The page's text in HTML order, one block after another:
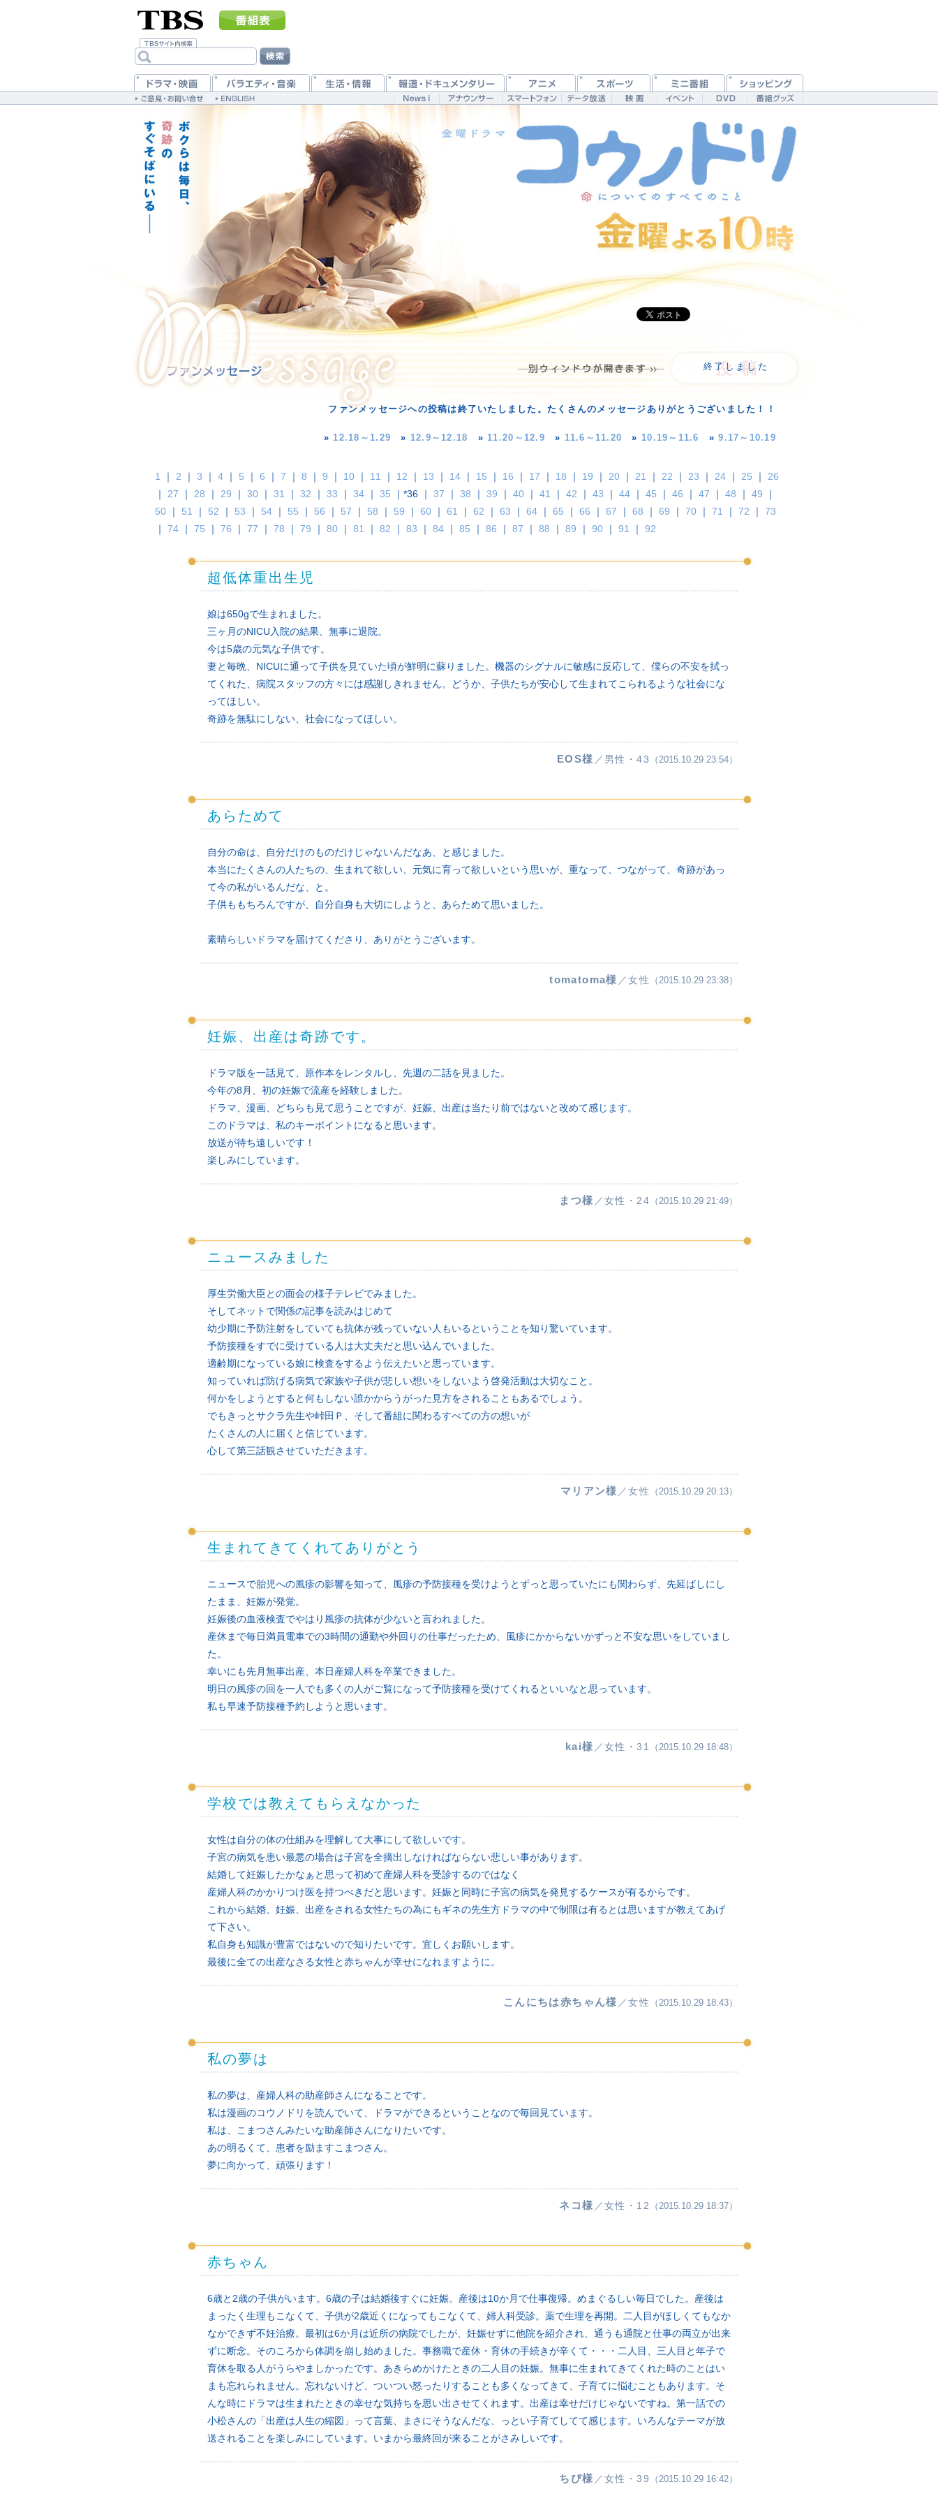
終了しました
ファンメッセージへの投稿は終了いたしました。たくさんのメッセージありがとうございました！！
»12.18～1.29 » 12.9～12.18 »11.20～12.9 » 11.6～11.20 » 10.19～11.6 »9.17～10.19
1 ｜ 2 ｜ 3 ｜ 4 ｜ 5 ｜ 6 ｜ 7 ｜ 8 ｜ 9 ｜ 10 ｜ 11 ｜ 12 ｜ 13 ｜ 14 ｜ 15 ｜ 16 ｜ 17 ｜ 18 ｜ 19 ｜ 20 ｜ 21 ｜ 22 ｜ 23 ｜ 24 ｜ 25 ｜ 26
｜ 27 ｜ 28 ｜ 29 ｜ 30 ｜ 31 ｜ 32 ｜ 33 ｜ 34 ｜ 35 ｜*36 ｜ 37 ｜ 38 ｜ 39 ｜ 40 ｜ 41 ｜ 42 ｜ 43 ｜ 44 ｜ 45 ｜ 46 ｜ 47 ｜ 48 ｜ 49 ｜
50 ｜ 51 ｜ 52 ｜ 53 ｜ 54 ｜ 55 ｜ 56 ｜ 57 ｜ 58 ｜ 59 ｜ 60 ｜ 61 ｜ 62 ｜ 63 ｜ 64 ｜ 65 ｜ 66 ｜ 67 ｜ 68 ｜ 69 ｜ 70 ｜ 71 ｜ 72 ｜ 73
｜ 74 ｜ 75 ｜ 76 ｜ 77 ｜ 78 ｜ 79 ｜ 80 ｜ 81 ｜ 82 ｜ 83 ｜ 84 ｜ 85 ｜ 86 ｜ 87 ｜ 88 ｜ 89 ｜ 90 ｜ 91 ｜ 92
超低体重出生児
娘は650gで生まれました。
三ヶ月のNICU入院の結果、無事に退院。
今は5歳の元気な子供です。
妻と毎晩、NICUに通って子供を見ていた頃が鮮明に蘇りました。機器のシグナルに敏感に反応して、僕らの不安を拭っ
てくれた、病院スタッフの方々には感謝しきれません。どうか、子供たちが安心して生まれてこられるような社会にな
ってほしい。
奇跡を無駄にしない、社会になってほしい。
EOS様 ／男性・43 （2015.10.29 23:54）
あらためて
自分の命は、自分だけのものだけじゃないんだなあ、と感じました。
本当にたくさんの人たちの、生まれて欲しい、元気に育って欲しいという思いが、重なって、つながって、奇跡があっ
て今の私がいるんだな、と。
子供ももちろんですが、自分自身も大切にしようと、あらためて思いました。
素晴らしいドラマを届けてくださり、ありがとうございます。
tomatoma様 ／女性 （2015.10.29 23:38）
妊娠、出産は奇跡です。
ドラマ版を一話見て、原作本をレンタルし、先週の二話を見ました。
今年の8月、初の妊娠で流産を経験しました。
ドラマ、漫画、どちらも見て思うことですが、妊娠、出産は当たり前ではないと改めて感じます。
このドラマは、私のキーポイントになると思います。
放送が待ち遠しいです！
楽しみにしています。
まつ様 ／女性・24 （2015.10.29 21:49）
ニュースみました
厚生労働大臣との面会の様子テレビでみました。
そしてネットで関係の記事を読みはじめて
幼少期に予防注射をしていても抗体が残っていない人もいるということを知り驚いています。
予防接種をすでに受けている人は大丈夫だと思い込んでいました。
適齢期になっている娘に検査をするよう伝えたいと思っています。
知っていれば防げる病気で家族や子供が悲しい想いをしないよう啓発活動は大切なこと。
何かをしようとすると何もしない誰かからうがった見方をされることもあるでしょう。
でもきっとサクラ先生や峠田Ｐ、そして番組に関わるすべての方の想いが
たくさんの人に届くと信じています。
心して第三話観させていただきます。
マリアン様 ／女性 （2015.10.29 20:13）
生まれてきてくれてありがとう
ニュースで胎児への風疹の影響を知って、風疹の予防接種を受けようとずっと思っていたにも関わらず、先延ばしにし
たまま、妊娠が発覚。
妊娠後の血液検査でやはり風疹の抗体が少ないと言われました。
産休まで毎日満員電車での3時間の通勤や外回りの仕事だったため、風疹にかからないかずっと不安な思いをしていまし
た。
幸いにも先月無事出産、本日産婦人科を卒業できました。
明日の風疹の回を一人でも多くの人がご覧になって予防接種を受けてくれるといいなと思っています。
私も早速予防接種予約しようと思います。
kai様 ／女性・31 （2015.10.29 18:48）
学校では教えてもらえなかった
女性は自分の体の仕組みを理解して大事にして欲しいです。
子宮の病気を患い最悪の場合は子宮を全摘出しなければならない悲しい事があります。
結婚して妊娠したかなぁと思って初めて産婦人科を受診するのではなく
産婦人科のかかりつけ医を持つべきだと思います。妊娠と同時に子宮の病気を発見するケースが有るからです。
これから結婚、妊娠、出産をされる女性たちの為にもギネの先生方ドラマの中で制限は有るとは思いますが教えてあげ
て下さい。
私自身も知識が豊富ではないので知りたいです。宜しくお願いします。
最後に全ての出産なさる女性と赤ちゃんが幸せになれますように。
こんにちは赤ちゃん様 ／女性 （2015.10.29 18:43）
私の夢は
私の夢は、産婦人科の助産師さんになることです。
私は漫画のコウノドリを読んでいて、ドラマができるということなので毎回見ています。
私は、こまつさんみたいな助産師さんになりたいです。
あの明るくて、患者を励ますこまつさん。
夢に向かって、頑張ります！
ネコ様 ／女性・12 （2015.10.29 18:37）
赤ちゃん
6歳と2歳の子供がいます。6歳の子は結婚後すぐに妊娠。産後は10か月で仕事復帰。めまぐるしい毎日でした。産後は
まったく生理もこなくて、子供が2歳近くになってもこなくて、婦人科受診。薬で生理を再開。二人目がほしくてもなか
なかできず不妊治療。最初は6か月は近所の病院でしたが、妊娠せずに他院を紹介され、通うも通院と仕事の両立が出来
ずに断念。そのころから体調を崩し始めました。事務職で産休・育休の手続きが辛くて・・・二人目、三人目と年子で
育休を取る人がうらやましかったです。あきらめかけたときの二人目の妊娠。無事に生まれてきてくれた時のことはい
まも忘れられません。忘れないけど、ついつい怒ったりすることも多くなってきて、子育てに悩むこともあります。そ
んな時にドラマは生まれたときの幸せな気持ちを思い出させてくれます。出産は幸せだけじゃないですね。第一話での
小松さんの「出産は人生の縮図」って言葉、まさにそうなんだな、っとい子育てしてて感じます。いろんなテーマが放
送されることを楽しみにしています。いまから最終回が来ることがさみしいです。
ちび様 ／女性・39 （2015.10.29 16:42）